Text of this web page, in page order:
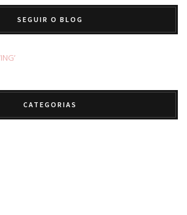
SEGUIR O BLOG
CATEGORIAS